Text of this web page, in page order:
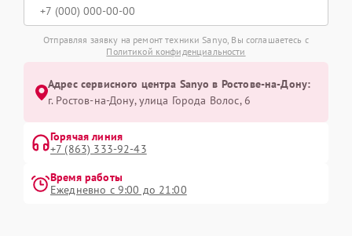
Отправляя заявку на ремонт техники Sanyo, Вы соглашаетесь с
Политикой конфиденциальности
Адрес сервисного центра Sanyo в Ростове-на-Дону:
г. Ростов-на-Дону, улица Города Волос, 6
Горячая линия
+7 (863) 333-92-43
Время работы
Ежедневно с 9:00 до 21:00